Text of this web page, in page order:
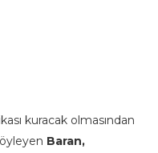
kuracak olmasından
Baran,